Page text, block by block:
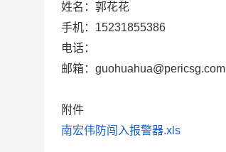
姓名：郭花花
手机：15231855386
电话：
邮箱：guohuahua@pericsg.com
附件
南宏伟防闯入报警器.xls